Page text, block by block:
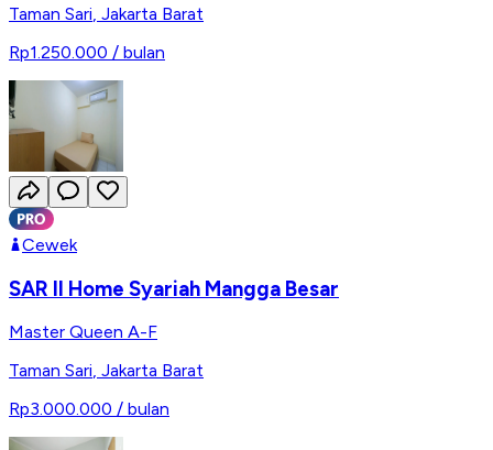
Taman Sari, Jakarta Barat
Rp1.250.000 / bulan
Cewek
SAR II Home Syariah Mangga Besar
Master Queen A-F
Taman Sari, Jakarta Barat
Rp3.000.000 / bulan